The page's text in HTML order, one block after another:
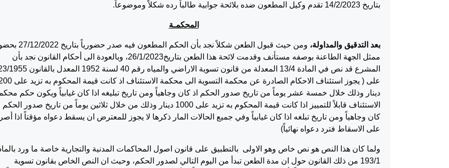
بتاريخ 14/2/2023 تقدم وكيل المطعون ضده بلائحة جوابية طالباً رده شكلاً وموضوعاً.
المحكمـة
بعد التدقيق والمداولة،
ومن حيث قبول الطعن شكلاً نجد بأن الحكم المطعون فيه صدر حضورياً
ممثل الجهة الطاعنة بوصفه مستأنف وقدمت لائحة هذا الطعن بتاريخ26/1/2023، وبالعودة الى أحكام القانون نجد بأن
المشرع قد نص في المادة 13/4 المعدلة من قانون تسوية الاراضي والمياه رقم 40 لسنة 1952 المعدل
على ( يجوز استئناف الاحكام الصادرة عن محكمة التسوية الى محكمة الاستئناف اذ كانت قيمة
دينار وذلك خلال خمسة عشر يوماً من تاريخ صدور الحكم اذ كان وجاهياً ومن تاريخ تبليغه اذا كان غيابياً ويكون حكم
الاستئناف قابلاً للتمييز اذا كانت قيمة المحكوم به تزيد على 1000 دينار وذلك من خلال ثلاثين يوماً من تاريخ صدور
كان وجاهياً ومن تاريخ تبلغه اذا كان غيابياً وفي جميع الحالات المار ذكرها لا يجوز للمعترض ان يسقط دعواه مؤقتاً اذا أصر
على الاسقاط فترد دعواه نهائياً)
ولما كان هذا النص هو نص خاص وهو الاولى بالتطبيق على قانون اصول المحاكمات المدنية والتجارية خاصة ما ورد
193/1 من ذلك القانون حول ان مدة الطعن تبدأ من اليوم التالي لصدور الحكم، وحيث ان النص الخاص بقانون تسوية